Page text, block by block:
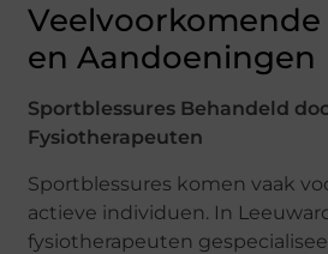
Veelvoorkomende
en Aandoeningen
Sportblessures Behandeld
Fysiotherapeuten
Sportblessures komen vaak
actieve individuen. In
fysiotherapeuten